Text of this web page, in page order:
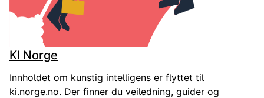
KI Norge
Innholdet om kunstig intelligens er flyttet til
ki.norge.no. Der finner du veiledning, guider og